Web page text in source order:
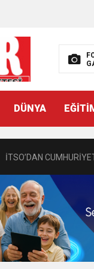
DÜNYA
İTSO’DAN
İNCE’NİN CHP’DE
IŞIL Eczanesi Görkemli